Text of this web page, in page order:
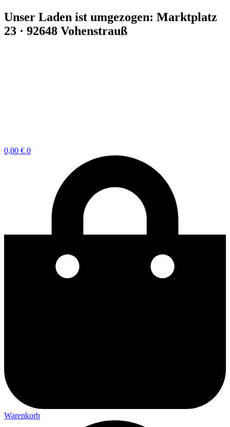
Zum
Inhalt
springen
Unser Laden ist umgezogen: Marktplatz
23 · 92648 Vohenstrauß
0,00 € 0
Warenkorb